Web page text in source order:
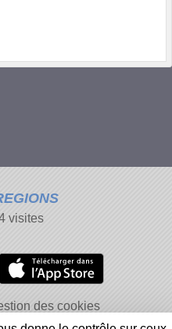
visites
des cookies
un contenu inapproprié